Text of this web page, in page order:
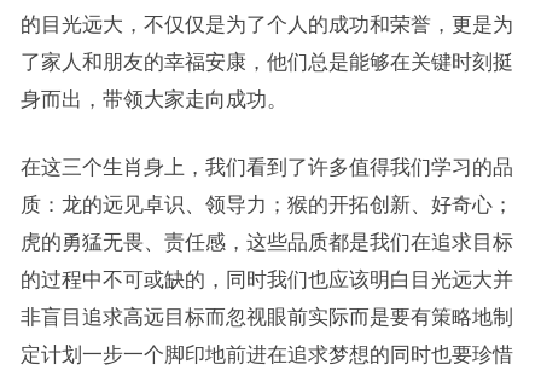
的目光远大，不仅仅是为了个人的成功和荣誉，更是为
了家人和朋友的幸福安康，他们总是能够在关键时刻挺
身而出，带领大家走向成功。
在这三个生肖身上，我们看到了许多值得我们学习的品
质：龙的远见卓识、领导力；猴的开拓创新、好奇心；
虎的勇猛无畏、责任感，这些品质都是我们在追求目标
的过程中不可或缺的，同时我们也应该明白目光远大并
非盲目追求高远目标而忽视眼前实际而是要有策略地制
定计划一步一个脚印地前进在追求梦想的同时也要珍惜